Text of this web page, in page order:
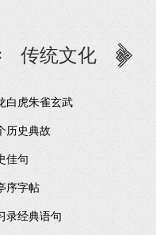
传统文化
白虎朱雀玄武
历史典故
佳句
序字帖
录经典语句